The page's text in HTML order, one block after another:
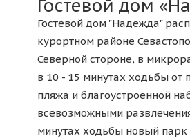
Гостевой дом
Гостевой дом "Надежда"
курортном районе
Северной стороне, в
в 10 - 15 минутах ходьбы от
пляжа и благоустроенной
всевозможными
минутах ходьбы новый парк